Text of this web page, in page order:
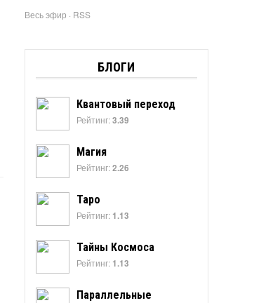
Весь эфир · RSS
БЛОГИ
Квантовый переход
Рейтинг:3.39
Магия
Рейтинг:2.26
Таро
Рейтинг: 1.13
Тайны Космоса
Рейтинг: 1.13
Параллельные